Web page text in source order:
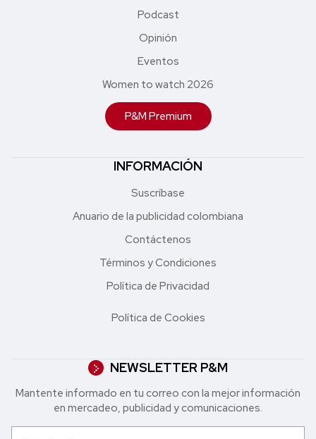
Podcast
Opinión
Eventos
Women to watch 2026
P&M Premium
INFORMACIÓN
Suscríbase
Anuario de la publicidad colombiana
Contáctenos
Términos y Condiciones
Política de Privacidad
Política de Cookies
NEWSLETTER P&M
Mantente informado en tu correo con la mejor in formación
en mercadeo, publicidad y comunicaciones.